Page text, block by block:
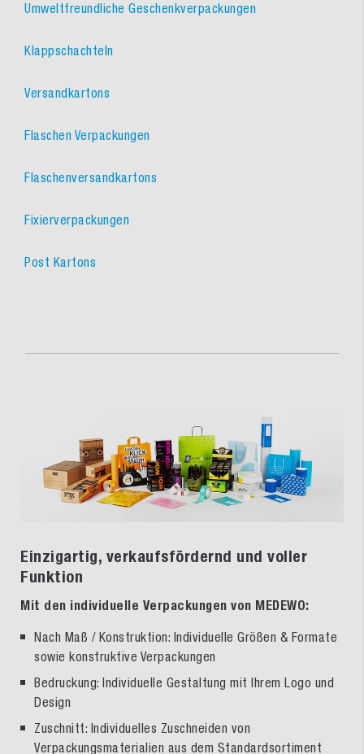
Umweltfreundliche Geschenkverpackungen
Klappschachteln
Versandkartons
Flaschen Verpackungen
Flaschenversandkartons
Fixierverpackungen
Post Kartons
Einzigartig, verkaufsfördernd und voller
Funktion
Mit den individuelle Verpackungen von MEDEWO:
Nach Maß / Konstruktion: Individuelle Größen & Formate
sowie konstruktive Verpackungen
Bedruckung: Individuelle Gestaltung mit Ihrem Logo und
Design
Zuschnitt: Individuelles Zuschneiden von
Verpackungsmaterialien aus dem Standardsortiment